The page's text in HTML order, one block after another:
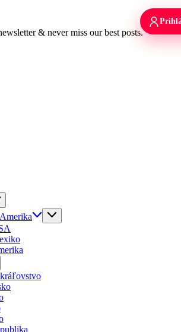
& never miss our best posts.